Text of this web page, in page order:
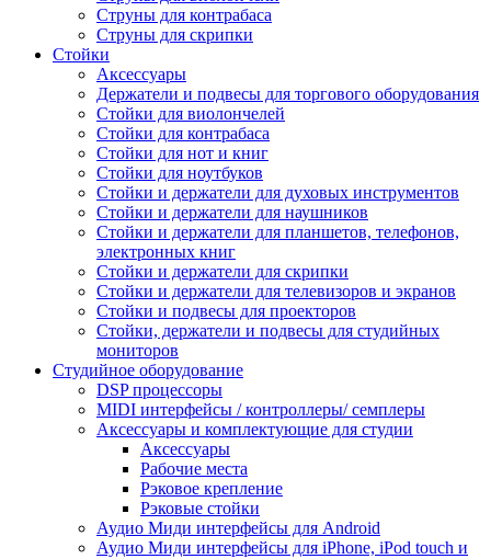
Струны для контрабаса
Струны для скрипки
Стойки
Аксессуары
Держатели и подвесы для торгового оборудования
Стойки для виолончелей
Стойки для контрабаса
Стойки для нот и книг
Стойки для ноутбуков
Стойки и держатели для духовых инструментов
Стойки и держатели для наушников
Стойки и держатели для планшетов, телефонов,
электронных книг
Стойки и держатели для скрипки
Стойки и держатели для телевизоров и экранов
Стойки и подвесы для проекторов
Стойки, держатели и подвесы для студийных
мониторов
Студийное оборудование
DSP процессоры
MIDI интерфейсы / контроллеры/ семплеры
Аксессуары и комплектующие для студии
Аксессуары
Рабочие места
Рэковое крепление
Рэковые стойки
Аудио Миди интерфейсы для Android
Аудио Миди интерфейсы для iPhone, iPod touch и